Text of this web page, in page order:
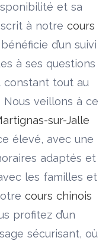
et sa
à notre cours
bénéficie d’un suivi
à ses questions
constant tout au
veillons à ce
sur-Jalle
élevé, avec une
adaptés et
les familles et
cours chinois
profitez d’un
sécurisant, où